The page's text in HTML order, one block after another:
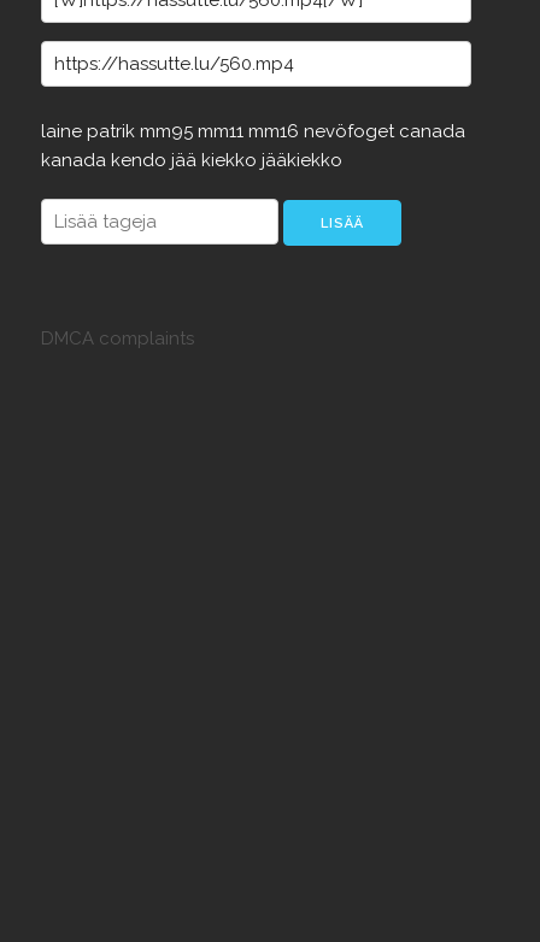
laine patrik mm95 mm11 mm16 nevöfoget canada
kanada kendo jää kiekko jääkiekko
DMCA complaints